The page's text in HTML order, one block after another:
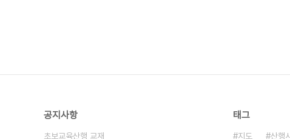
공지사항
초보교육산행 교재
태그
지도 산행